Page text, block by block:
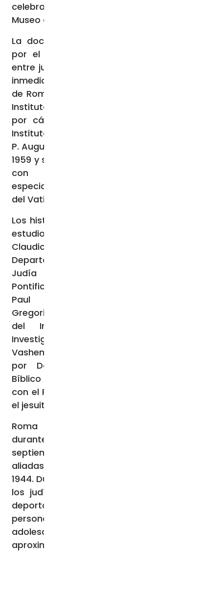
celebrado el 7 de septiembre de 2023 en el
Museo de la Shoah de Roma.
La documentación hallada fue recopilada
por el jesuita italiano P. Gozzolino Birolo
entre junio de 1944 y la primavera de 1945,
inmediatamente después de la liberación
de Roma. Birolo fue ecónomo del Pontificio
Instituto Bíblico desde 1930 hasta su muerte
por cáncer en junio de 1945. Rector del
Instituto durante este periodo fue el jesuita
P. Augustin Bea, que fue creado cardenal en
1959 y se hizo conocido por su compromiso
con el diálogo judeo-católico,
especialmente el documento Nostra Aetate
del Vaticano II.
Los historiadores que han participado en el
estudio de los nuevos documentos son
Claudio Procaccia, Director del
Departamento Cultural de la Comunidad
Judía de Roma; Grazia Loparco, de la
Pontificia Facultad de Educación Auxilium;
Paul Oberholzer, de la Universidad
Gregoriana; y Iael Nidam-Orvieto, Director
del Instituto Internacional para la
Investigación del Holocausto de Yad
Vashem. La investigación fue coordinada
por Dominik Markl (Pontificio Instituto
Bíblico y Universidad de Innsbruck) junto
con el Rector del Pontificio Instituto Bíblico,
el jesuita canadiense Michael Kolarcik.
Roma estuvo ocupada por los nazis
durante nueve meses, desde el 10 de
septiembre de 1943 hasta que las fuerzas
aliadas liberaron la ciudad el 4 de junio de
1944. Durante ese tiempo, la persecución de
los judíos provocó, entre otras cosas, la
deportación y asesinato de casi 2.000
personas, incluidos cientos de niños y
adolescentes, de una comunidad de
aproximadamente 10.000 a 15.000 personas.